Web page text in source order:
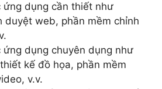
ứng dụng cần thiết như
duyệt web, phần mềm chỉnh
ứng dụng chuyên dụng như
kế đồ họa, phần mềm
v.v.